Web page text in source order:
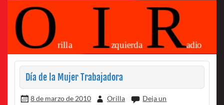
Día de la Mujer Trabajadora
8 de marzo de 2010 Orilla
Deja un